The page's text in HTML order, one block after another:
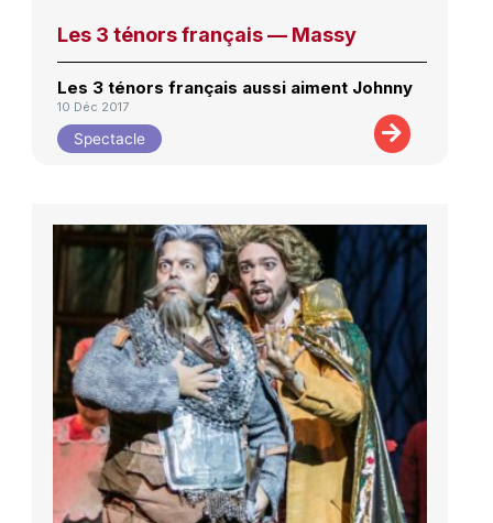
Les 3 ténors français — Massy
Les 3 ténors français aussi aiment Johnny
10 Déc 2017
Spectacle